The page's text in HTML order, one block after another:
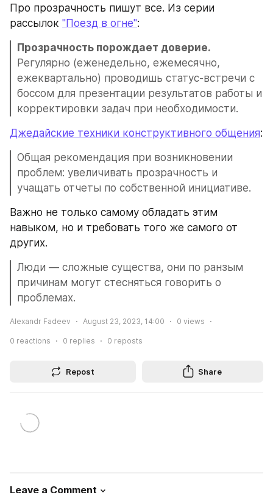
Про прозрачность пишут все. Из серии
рассылок "Поезд в огне":
Прозрачность порождает доверие.
Регулярно (еженедельно, ежемесячно,
ежеквартально) проводишь статус-встречи с
боссом для презентации результатов работы и
корректировки задач при необходимости.
Джедайские техники конструктивного общения:
Общая рекомендация при возникновении
проблем: увеличивать прозрачность и
учащать отчеты по собственной инициативе.
Важно не только самому обладать этим
навыком, но и требовать того же самого от
других.
Люди — сложные существа, они по ранзым
причинам могут стесняться говорить о
проблемах.
Alexandr Fadeev August 23, 2023, 14:00 0 views
0 reactions 0 replies 0 reposts
Repost Share
Leave a Comment